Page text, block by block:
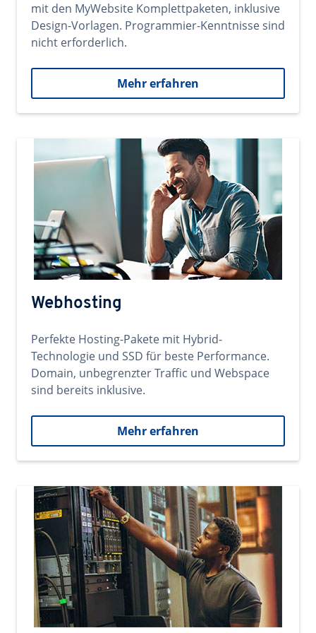
mit den MyWebsite Komplettpaketen, inklusive
Design-Vorlagen. Programmier-Kenntnisse sind
nicht erforderlich.
Mehr erfahren
Webhosting
Perfekte Hosting-Pakete mit Hybrid-
Technologie und SSD für beste Performance.
Domain, unbegrenzter Traffic und Webspace
sind bereits inklusive.
Mehr erfahren